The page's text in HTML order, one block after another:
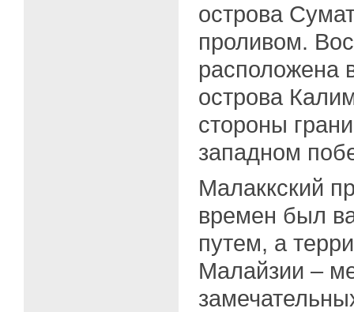
острова
проливом.
расположена
острова
стороны
западном
Малаккский
времен был
путем, а
Малайзии –